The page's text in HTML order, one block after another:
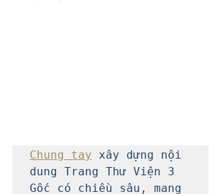
Chung tay xây dựng nội
dung Trang Thư Viện 3
Gốc có chiều sâu, mang